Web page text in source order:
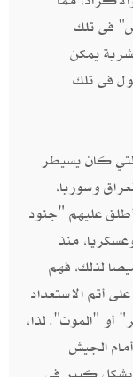
فى تلك
يمكن
فى تلك
كان يسيطر
وسوريا،
عليهم "جنود
منذ
لذلك، فهم
أتم الاستعداد
أو "الموت". لذا،
الجيش